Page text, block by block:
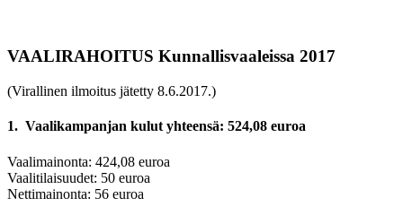
VAALIRAHOITUS Kunnallisvaaleissa 2017
(Virallinen ilmoitus jätetty 8.6.2017.)
1. Vaalikampanjan kulut yhteensä: 524,08 euroa
Vaalimainonta: 424,08 euroa
Vaalitilaisuudet: 50 euroa
Nettimainonta: 56 euroa